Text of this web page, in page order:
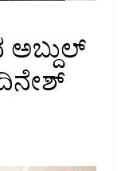
ಅಬ್ದುಲ್